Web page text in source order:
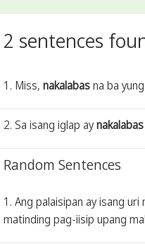
2 sentences
1. Miss, nakalabasna ba
2. Sa isang iglap aynakalabas
Random Sentences
1. Ang palaisipan ay isang
matinding pag-iisip upang